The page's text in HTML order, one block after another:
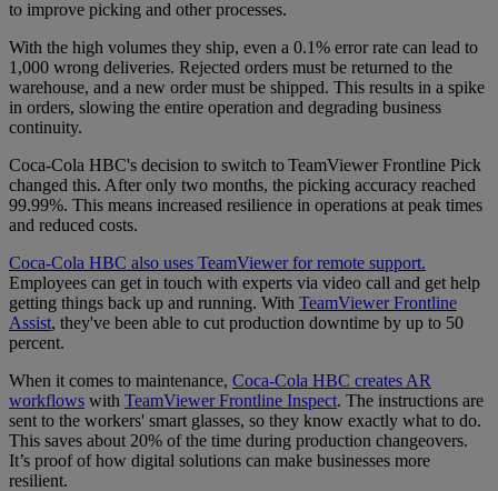
to improve picking and other processes.
With the high volumes they ship, even a 0.1% error rate can lead to
1,000 wrong deliveries. Rejected orders must be returned to the
warehouse, and a new order must be shipped. This results in a spike
in orders, slowing the entire operation and degrading business
continuity.
Coca-Cola HBC's decision to switch to TeamViewer Frontline Pick
changed this. After only two months, the picking accuracy reached
99.99%. This means increased resilience in operations at peak times
and reduced costs.
Coca-Cola HBC also uses TeamViewer for remote support.
Employees can get in touch with experts via video call and get help
getting things back up and running. With TeamViewer Frontline
Assist, they've been able to cut production downtime by up to 50
percent.
When it comes to maintenance, Coca-Cola HBC creates AR
workflows with TeamViewer Frontline Inspect. The instructions are
sent to the workers' smart glasses, so they know exactly what to do.
This saves about 20% of the time during production changeovers.
It’s proof of how digital solutions can make businesses more
resilient.